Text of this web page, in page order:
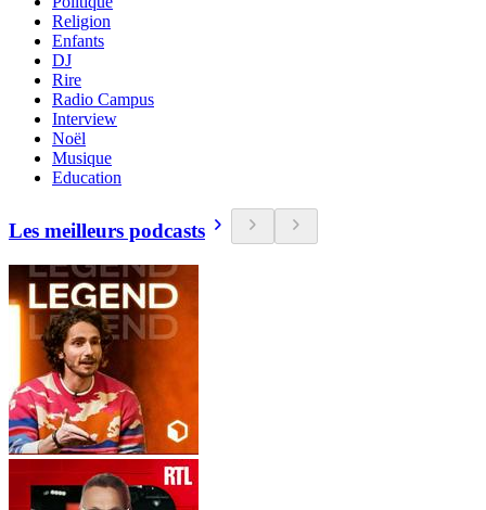
Religion
Enfants
DJ
Rire
Radio Campus
Interview
Noël
Musique
Education
Les meilleurs podcasts